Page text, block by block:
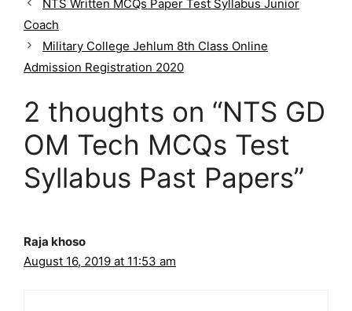
t
e
g
o
r
NTS Written MCQs Paper Test Syllabus Junior
Coach
Military College Jehlum 8th Class Online
Admission Registration 2020
2 thoughts on “NTS GD
OM Tech MCQs Test
Syllabus Past Papers”
Raja khoso
August 16, 2019 at 11:53 am